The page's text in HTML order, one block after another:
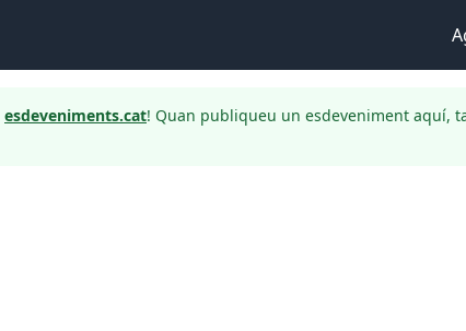
esdeveniments.cat! Quan publiqueu un esdeveniment aquí,